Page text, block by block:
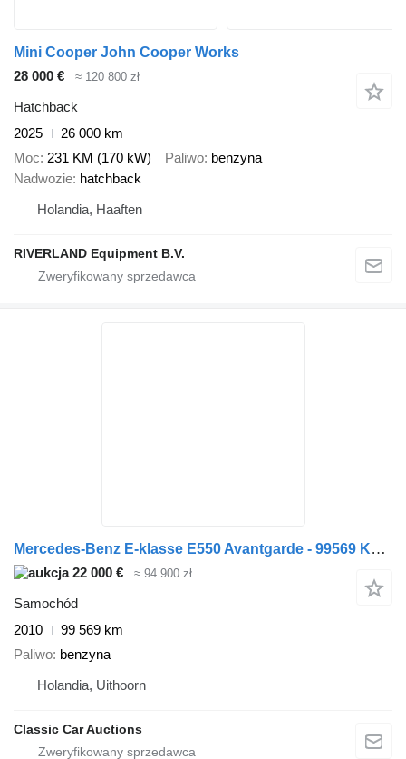
Mini Cooper John Cooper Works
28 000 €
≈ 120 800 zł
Hatchback
2025
26 000 km
Moc 231 KM (170 kW) Paliwo benzyna
Nadwozie hatchback
Holandia, Haaften
RIVERLAND Equipment B.V.
Mercedes-Benz E-klasse E550 Avantgarde - 99569 Km - ONLINE AUCTION
22 000 € ≈ 94 900 zł
Samochód
2010
99 569 km
Paliwo benzyna
Holandia, Uithoorn
Classic Car Auctions